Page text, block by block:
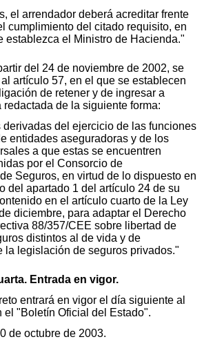
el arrendador deberá acreditar frente
cumplimiento del citado requisito, en
establezca el Ministro de Hacienda."
del 24 de noviembre de 2002, se
artículo 57, en el que se establecen
de retener y de ingresar a
de la siguiente forma:
derivadas del ejercicio de las funciones
entidades aseguradoras y de los
a que estas se encuentren
por el Consorcio de
Seguros, en virtud de lo dispuesto en
del apartado 1 del artículo 24 de su
en el artículo cuarto de la Ley
diciembre, para adaptar el Derecho
88/357/CEE sobre libertad de
distintos al de vida y de
la legislación de seguros privados."
Entrada en vigor.
entrará en vigor el día siguiente al
el "Boletín Oficial del Estado".
de octubre de 2003.